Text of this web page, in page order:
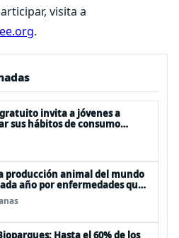
visita a
.
invita a jóvenes a
sus hábitos de consumo
y de moda
producción animal del mundo
año por enfermedades que
Hasta el 60% de los